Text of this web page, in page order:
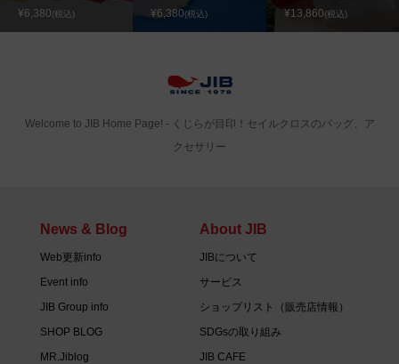
¥6,380(税込) ¥6,380(税込) ¥13,860(税込)
Welcome to JIB Home Page! ‐ くじらが目印！セイルクロスのバッグ、ア
クセサリー
News & Blog
Web更新info
Event info
JIB Group info
SHOP BLOG
MR.Jiblog
About JIB
JIBについて
サービス
ショップリスト（販売店情報）
SDGsの取り組み
JIB CAFE